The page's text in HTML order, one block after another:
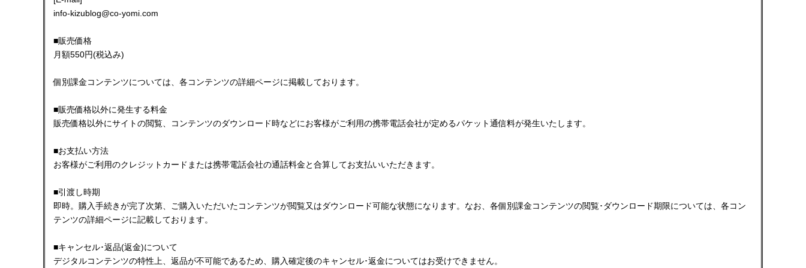
info-kizublog@co-yomi.com
■販売価格
月額550円(税込み)
個別課金コンテンツについては、各コンテンツの詳細ページに掲載しております。
■販売価格以外に発生する料金
販売価格以外にサイトの閲覧、コンテンツのダウンロード時などにお客様がご利用の携帯電話会社が定めるパケット通信料が発生いたします。
■お支払い方法
お客様がご利用のクレジットカードまたは携帯電話会社の通話料金と合算してお支払いいただきます。
■引渡し時期
即時。購入手続きが完了次第、ご購入いただいたコンテンツが閲覧又はダウンロード可能な状態になります。なお、各個別課金コンテンツの閲覧･ダウンロード期限については、各コン
テンツの詳細ページに記載しております。
■キャンセル･返品(返金)について
デジタルコンテンツの特性上、返品が不可能であるため、購入確定後のキャンセル･返金についてはお受けできません。